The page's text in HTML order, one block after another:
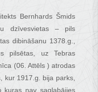
Bernhards Šmids
dzīvesvietas – pils
dibināšanu 1378.g.,
pilsētas, uz Tebras
(06. Attēls ) atrodas
kur 1917.g. bija parks,
kuras nav saglabājies